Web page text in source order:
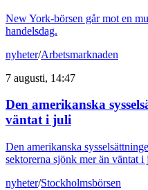
New York-börsen går mot en
handelsdag.
nyheter/Arbetsmarknaden
7 augusti, 14:47
Den amerikanska
väntat i juli
Den amerikanska
sektorerna sjönk mer än väntat i
nyheter/Stockholmsbörsen